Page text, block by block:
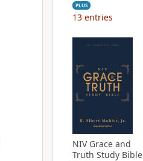
PLUS
13 entries
NIV Grace and
Truth Study Bible